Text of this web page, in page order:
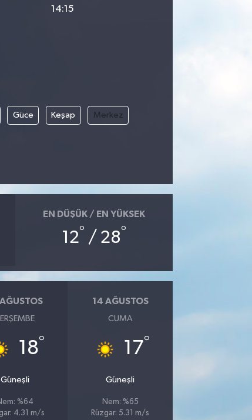
14:15
Güce Keşap Merkez
EN DÜŞÜK / EN YÜKSEK
12° / 28°
18°
Güneşli
%64
4.31 m/s
14 AĞUSTOS
CUMA
17°
Güneşli
Nem: %65
Rüzgar: 5.31 m/s